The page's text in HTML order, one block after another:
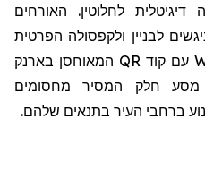
לחלוטין. האורחים
לבניין ולקפסולה הפרטית
עם קוד QR המאוחסן בארנק
מסע חלק המסיר מחסומים
ברחבי העיר בתנאים שלהם.